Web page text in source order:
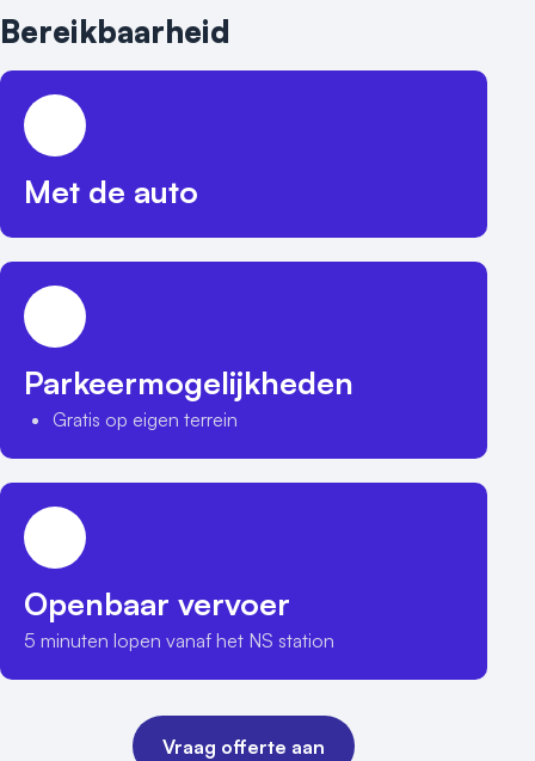
Bereikbaarheid
Met de auto
Parkeermogelijkheden
Gratis op eigen terrein
Openbaar vervoer
5 minuten lopen vanaf het NS station
Vraag offerte aan